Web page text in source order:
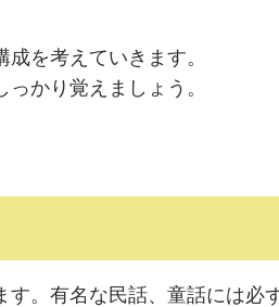
を考えていきます。
かり覚えましょう。
。有名な民話、童話には必